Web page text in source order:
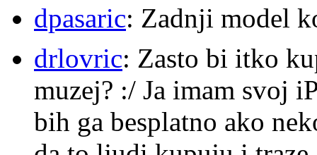
dpasaric: Zadnji model
drlovric: Zasto bi itko
muzej? :/ Ja imam svoj
bih ga besplatno ako